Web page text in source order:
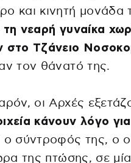
και κινητή μονάδα
νεαρή γυναίκα
στο Τζάνειο
τον θάνατό της.
οι Αρχές
κάνουν λόγο για
ο σύντροφός της, ο
της πτώσης, σε